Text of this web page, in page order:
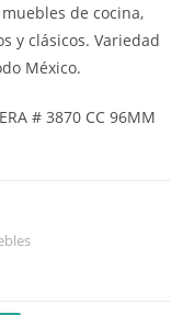
de cocina,
y clásicos. Variedad
México.
# 3870 CC 96MM